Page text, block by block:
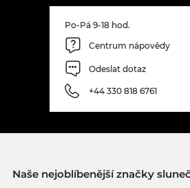
Po-Pá 9-18 hod.
Centrum nápovědy
Odeslat dotaz
+44 330 818 6761
Naše nejoblíbenější značky